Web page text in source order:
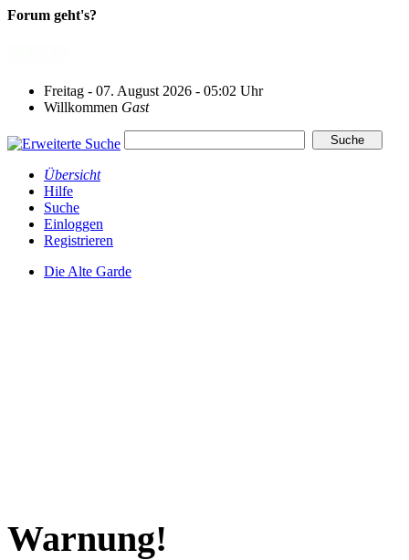
Forum geht's?
Freitag - 07. August 2026 - 05:02 Uhr
Willkommen Gast
Übersicht
Hilfe
Suche
Einloggen
Registrieren
Die Alte Garde
Warnung!